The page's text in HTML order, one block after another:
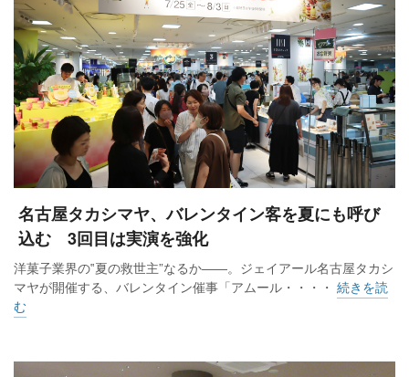
名古屋タカシマヤ、バレンタイン客を夏にも呼び
込む 3回目は実演を強化
洋菓子業界の‟夏の救世主”なるか――。ジェイアール名古屋タカシ
マヤが開催する、バレンタイン催事「アムール・・・・ 続きを読
む